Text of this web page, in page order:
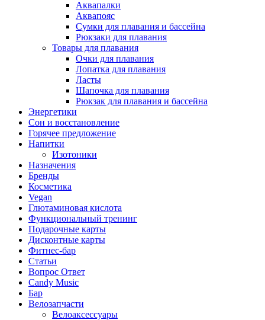
Аквапалки
Аквапояс
Сумки для плавания и бассейна
Рюкзаки для плавания
Товары для плавания
Очки для плавания
Лопатка для плавания
Ласты
Шапочка для плавания
Рюкзак для плавания и бассейна
Энергетики
Сон и восстановление
Горячее предложение
Напитки
Изотоники
Назначения
Бренды
Косметика
Vegan
Глютаминовая кислота
Функциональный тренинг
Подарочные карты
Дисконтные карты
Фитнес-бар
Статьи
Вопрос Ответ
Candy Music
Бар
Велозапчасти
Велоаксессуары